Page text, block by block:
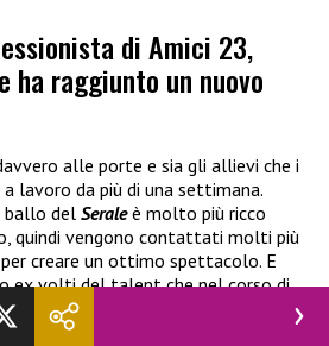
di Amici 23,
ha raggiunto un nuovo
alle porte e sia gli allievi che i
lavoro da più di una settimana.
ballo del Seraleè molto più ricco
quindi vengono contattati molti più
creare un ottimo spettacolo. E
ex volti del talent che nel corso di
tra i banchi della scuola.